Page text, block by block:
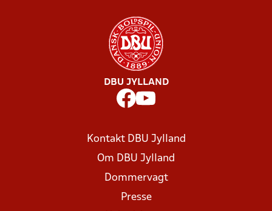
DBU JYLLAND
Kontakt DBU Jylland
Om DBU Jylland
Dommervagt
Presse